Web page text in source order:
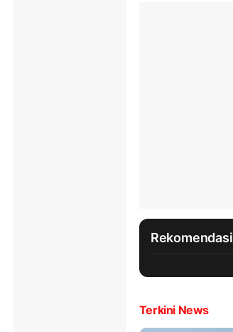
Rekomendasi
Terkini News